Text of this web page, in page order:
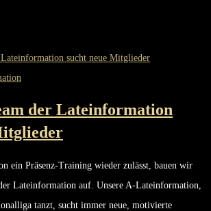
der Lateinformation
ein Präsenz-Training wieder zulässt, bauen wir
Lateinformation auf. Unsere A-Lateinformation,
tanzt, sucht immer neue, motivierte